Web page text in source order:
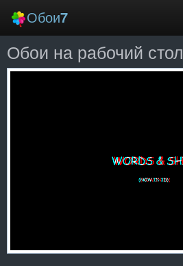
Обои7
Новые
Лучшие
Обои на рабочий стол